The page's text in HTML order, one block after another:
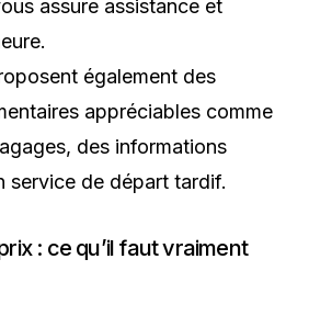
assure assistance et
également des
appréciables comme
des informations
service de départ tardif.
: ce qu’il faut vraiment